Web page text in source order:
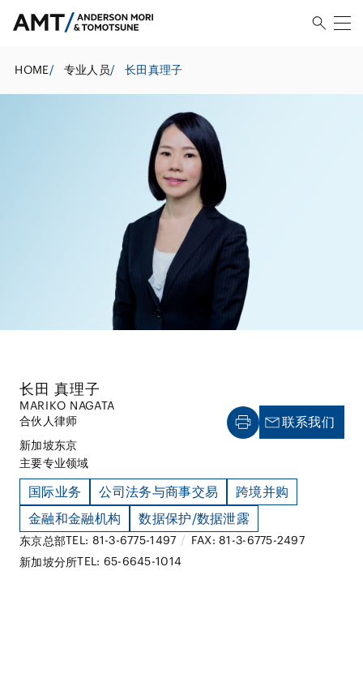
HOME/ 专业人员/ 长田真理子
长田 真理子
MARIKO NAGATA
合伙人律师
新加坡东京
主要专业领域
国际业务 公司法务与商事交易
跨境并购
金融和金融机构
数据保护/数据泄露
东京总部TEL: 81-3-6775-1497 / FAX: 81-3-6775-2497
新加坡分所TEL: 65-6645-1014
联系我们